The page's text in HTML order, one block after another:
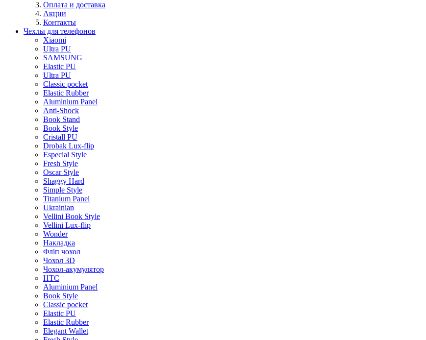
Оплата и доставка
Акции
Контакты
Чехлы для телефонов
Xiaomi
Ultra PU
SAMSUNG
Elastic PU
Ultra PU
Classic pocket
Elastic Rubber
Aluminium Panel
Anti-Shock
Book Stand
Book Style
Cristall PU
Drobak Lux-flip
Especial Style
Fresh Style
Oscar Style
Shaggy Hard
Simple Style
Titanium Panel
Ukrainian
Vellini Book Style
Vellini Lux-flip
Wonder
Накладка
Фліп чохол
Чохол 3D
Чохол-акумулятор
HTC
Aluminium Panel
Book Style
Classic pocket
Elastic PU
Elastic Rubber
Elegant Wallet